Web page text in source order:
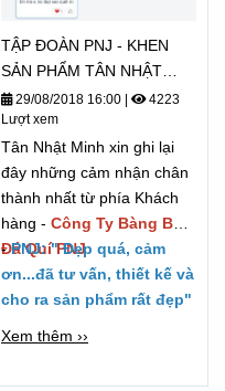
TẬP ĐOÀN PNJ - KHEN
SẢN PHẨM TÂN NHẬT
MINH "ĐẸP QUÁ"
29/08/2018 16:00
4223
Lượt xem
Tân Nhật Minh xin ghi lại
đây những cảm nhận chân
thành nhất từ phía Khách
hàng - Công Ty Bàng Bạc
Đá Quí PNJ
-PNJ: " Đẹp quá, cảm
ơn...đã tư vấn, thiết kế và
cho ra sản phẩm rất đẹp"
Xem thêm ››